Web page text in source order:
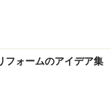
。魚を焼くとど
が、最近のガス
臭いや煙を大幅に
や煙の拡散につ
フォームのアイデア集